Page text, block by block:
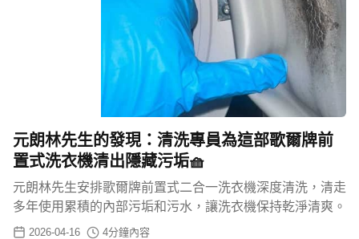
元朗林先生的發現：清洗專員為這部歌爾牌前
置式洗衣機清出隱藏污垢🧺
元朗林先生安排歌爾牌前置式二合一洗衣機深度清洗，清走
多年使用累積的內部污垢和污水，讓洗衣機保持乾淨清爽。
2026-04-16 4分鐘內容